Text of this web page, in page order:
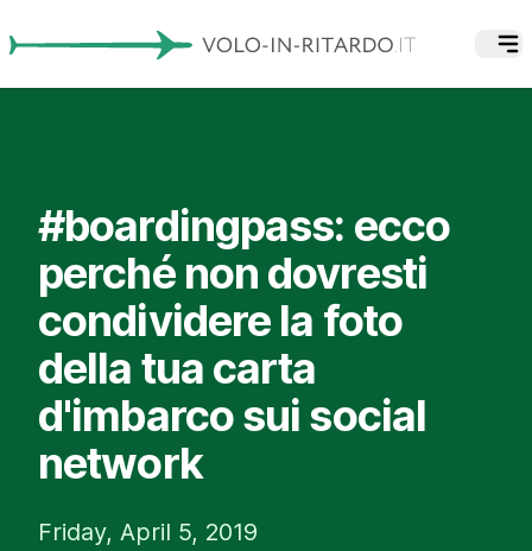
#boardingpass: ecco
perché non dovresti
condividere la foto
della tua carta
d'imbarco sui social
network
Friday, April 5, 2019